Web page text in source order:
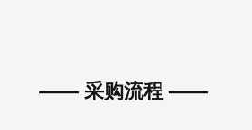
—— 采购流程 ——